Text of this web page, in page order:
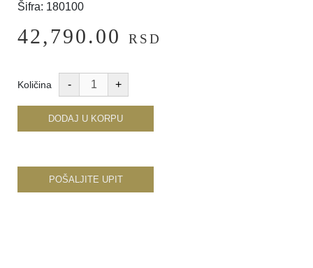
Šifra: 180100
42,790.00 RSD
Količina
DODAJ U KORPU
POŠALJITE UPIT